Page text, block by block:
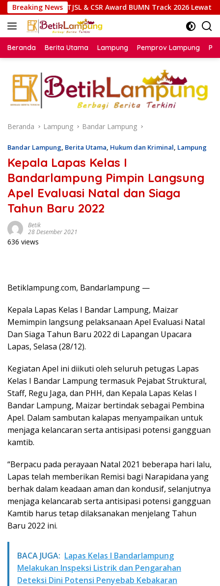
Langsung
ke
konten
Breaking News
Raih Gold TJSL & CSR Award BUMN Track 2026 Lewat
Beranda Berita Utama Lampung Pemprov Lampung
Beranda Lampung Bandar Lampung
Bandar Lampung, Berita Utama, Hukum dan Kriminal, Lampung
Kepala Lapas Kelas I
Bandarlampung Pimpin Langsung
Apel Evaluasi Natal dan Siaga
Tahun Baru 2022
Betik
28 Desember 2021
636 views
Betiklampung.com, Bandarlampung —
Kepala Lapas Kelas I Bandar Lampung, Maizar
Memimpin langsung pelaksanaan Apel Evaluasi Natal
Dan Siaga Tahun Baru 2022 di Lapangan Upacara
Lapas, Selasa (28/12).
Kegiatan Apel ini diikuti oleh seluruh petugas Lapas
Kelas I Bandar Lampung termasuk Pejabat Struktural,
Staff, Regu Jaga, dan PHH, dan Kepala Lapas Kelas I
Bandar Lampung, Maizar bertindak sebagai Pembina
Apel. Dalam sambutan kalapas menyampaikan untuk
menjaga kelancaran serta antisipasi potensi gangguan
kamtib.
“Berpacu pada perayaan Natal 2021 beberapa hari lalu,
Lapas telah memberikan Remisi bagi Narapidana yang
berhak dalam keadaan aman dan kondusif, selanjutnya
menjaga kelancarab serta antisipasi potensi gangguan
Kamtib harus tetap dilaksanakan menjelang Tahun
Baru 2022 ini.
BACA JUGA: Lapas Kelas I Bandarlampung
Melakukan Inspeksi Listrik dan Pengarahan
Deteksi Dini Potensi Penyebab Kebakaran